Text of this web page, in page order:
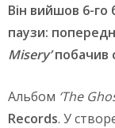
Він вийшов 6-го
паузи:
Misery’побачив
Альбом ‘The
Records. У